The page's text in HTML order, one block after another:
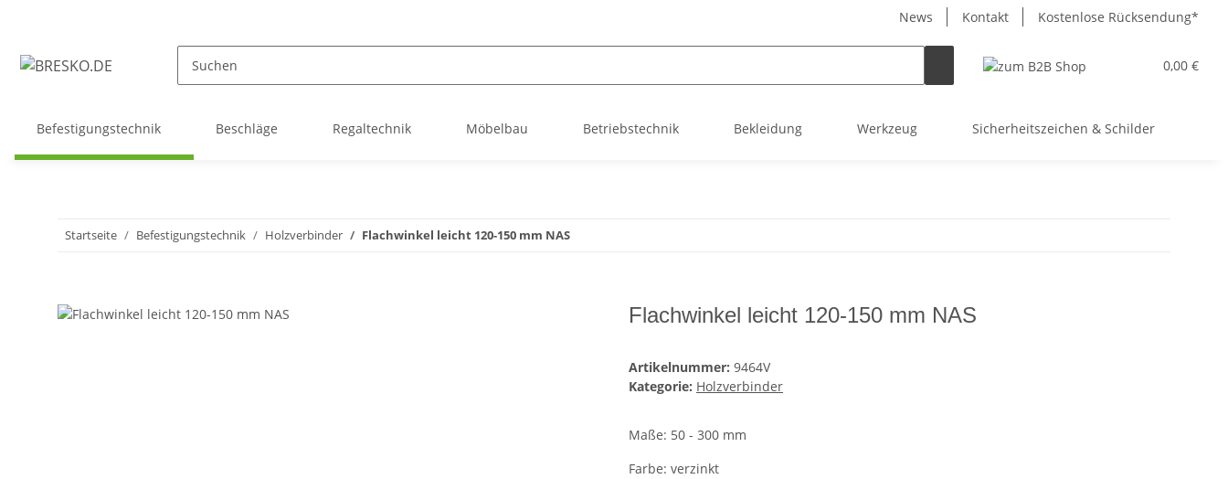
News Kontakt Kostenlose Rücksendung*
0,00 €
Befestigungstechnik Beschläge Regaltechnik Möbelbau Betriebstechnik Bekleidung Werkzeug Sicherheitszeichen & Schilder
Startseite Befestigungstechnik Holzverbinder Flachwinkel leicht 120-150 mm NAS
Flachwinkel leicht 120-150 mm NAS
Artikelnummer: 9464V
Kategorie: Holzverbinder
Maße: 50 - 300 mm
Farbe: verzinkt